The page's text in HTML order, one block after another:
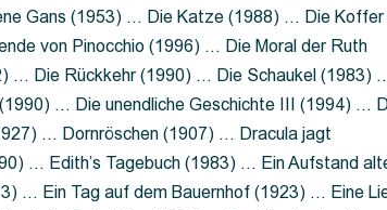
Gans (1953) … Die Katze (1988) … Die Koffer
von Pinocchio (1996) … Die Moral der Ruth
… Die Rückkehr (1990) … Die Schaukel (1983)
… Die unendliche Geschichte III (1994) …
… Dornröschen (1907) … Dracula jagt
… Edith’s Tagebuch (1983) … Ein Aufstand
… Ein Tag auf dem Bauernhof (1923) … Eine